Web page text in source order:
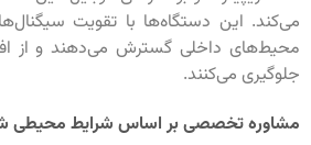
می‌کند. این دستگاه‌ها با تقویت
محیط‌های داخلی گسترش می‌دهند و از
جلوگیری می‌کنند.
مشاوره تخصصی بر اساس شرایط محیطی